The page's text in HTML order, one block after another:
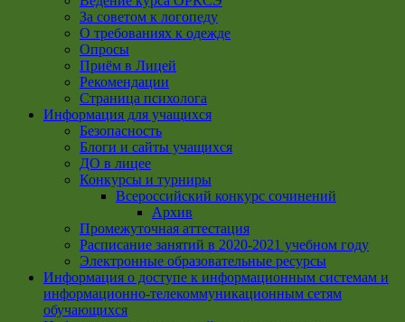
За советом к логопеду
О требованиях к одежде
Опросы
Приём в Лицей
Рекомендации
Страница психолога
Информация для учащихся
Безопасность
Блоги и сайты учащихся
ДО в лицее
Конкурсы и турниры
Всероссийский конкурс сочинений
Архив
Промежуточная аттестация
Расписание занятий в 2020-2021 учебном году
Электронные образовательные ресурсы
Информация о доступе к информационным системам и
информационно-телекоммуникационным сетям
обучающихся